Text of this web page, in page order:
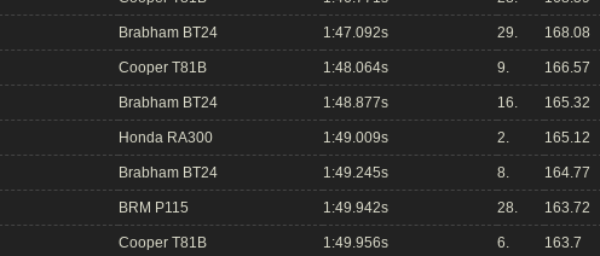
Brabham BT24 1:47.092s 29. 168.08
Cooper T81B 1:48.064s 9. 166.57
Brabham BT24 1:48.877s 16. 165.32
Honda RA300 1:49.009s 2. 165.12
Brabham BT24 1:49.245s 8. 164.77
BRM P115 1:49.942s 28. 163.72
Cooper T81B 1:49.956s 6. 163.7